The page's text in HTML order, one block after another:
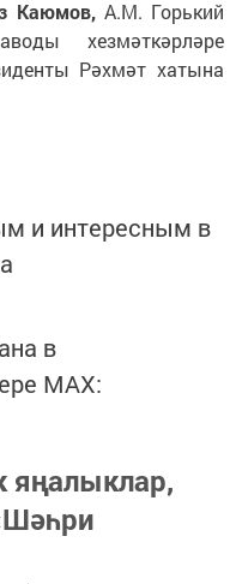
Каюмов,А.М. Горький
хезмәткәрләре
Рәхмәт хатына
и интересным в
в
MАХ: